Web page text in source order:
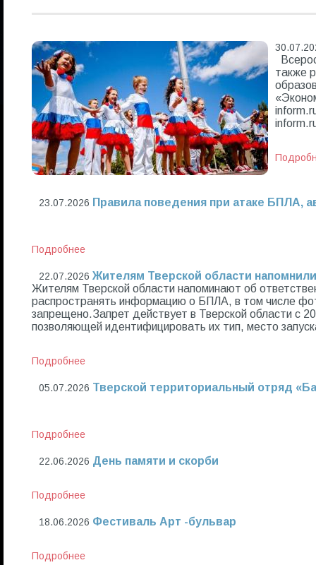
также
23.07.2026 Правила поведения при атаке БПЛА,
Подробнее
22.07.2026 Жителям Тверской области
Жителям Тверской области напоминают об
распространять информацию о БПЛА, в том числе
запрещено.Запрет действует в Тверской области с
позволяющей идентифицировать их тип, место
Подробнее
05.07.2026 Тверской территориальный отряд
Подробнее
22.06.2026 День памяти и скорби
Подробнее
18.06.2026 Фестиваль Арт -бульвар
Подробнее